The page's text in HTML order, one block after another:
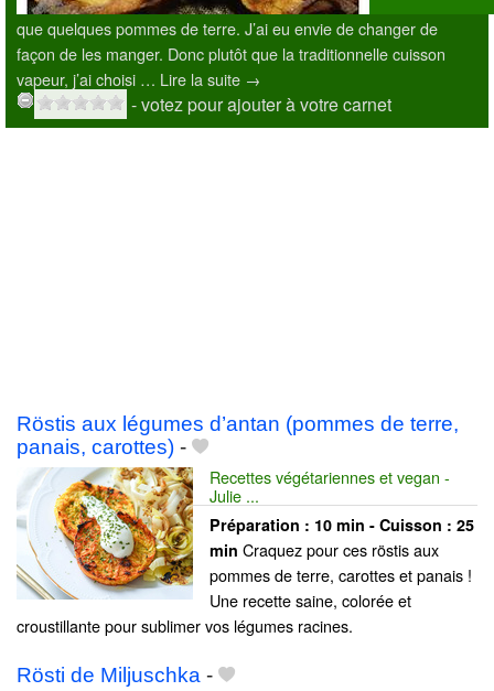
que quelques pommes de terre. J’ai eu envie de changer de
façon de les manger. Donc plutôt que la traditionnelle cuisson
vapeur, j’ai choisi … Lire la suite →
- votez pour ajouter à votre carnet
Röstis aux légumes d’antan (pommes de terre,
panais, carottes) -
Recettes végétariennes et vegan -
Julie ...
Préparation : 10 min - Cuisson : 25
min Craquez pour ces röstis aux
pommes de terre, carottes et panais !
Une recette saine, colorée et
croustillante pour sublimer vos légumes racines.
Rösti de Miljuschka -